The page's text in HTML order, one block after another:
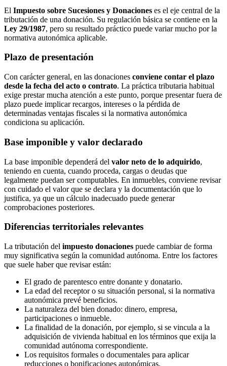
El Impuesto sobre Sucesiones y Donaciones es el eje central de la
tributación de una donación. Su regulación básica se contiene en la
Ley 29/1987, pero su resultado práctico puede variar mucho por la
normativa autonómica aplicable.
Plazo de presentación
Con carácter general, en las donaciones conviene contar el plazo
desde la fecha del acto o contrato. La práctica tributaria habitual
exige prestar mucha atención a este punto, porque presentar fuera de
plazo puede implicar recargos, intereses o la pérdida de
determinadas ventajas fiscales si la normativa autonómica
condiciona su aplicación.
Base imponible y valor declarado
La base imponible dependerá del valor neto de lo adquirido,
teniendo en cuenta, cuando proceda, cargas o deudas que
legalmente puedan ser computables. En inmuebles, conviene revisar
con cuidado el valor que se declara y la documentación que lo
justifica, ya que un cálculo inadecuado puede generar
comprobaciones posteriores.
Diferencias territoriales relevantes
La tributación del impuesto donaciones puede cambiar de forma
muy significativa según la comunidad autónoma. Entre los factores
que suele haber que revisar están:
El grado de parentesco entre donante y donatario.
La edad del receptor o su situación personal, si la normativa
autonómica prevé beneficios.
La naturaleza del bien donado: dinero, empresa,
participaciones o inmueble.
La finalidad de la donación, por ejemplo, si se vincula a la
adquisición de vivienda habitual en los términos que exija la
comunidad autónoma correspondiente.
Los requisitos formales o documentales para aplicar
reducciones o bonificaciones autonómicas.